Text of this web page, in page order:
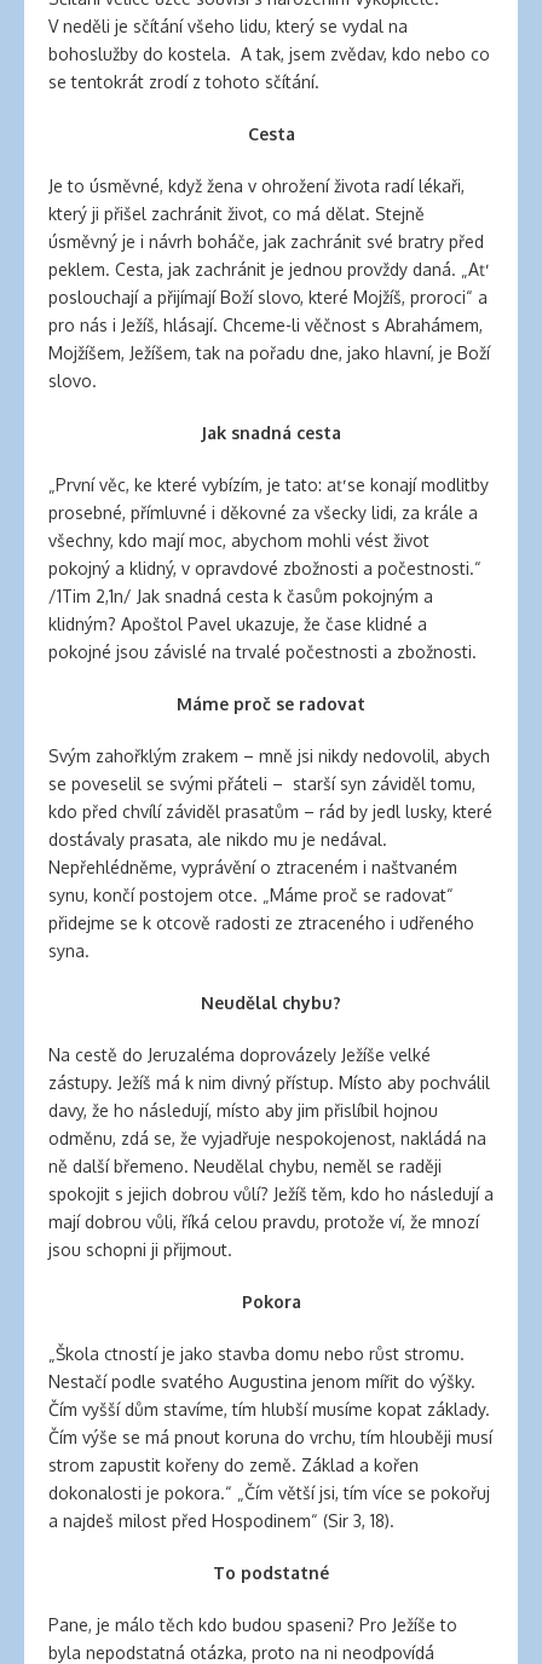
V neděli je sčítání všeho lidu, který se vydal na
bohoslužby do kostela. A tak, jsem zvědav, kdo nebo co
se tentokrát zrodí z tohoto sčítání.
Cesta
Je to úsměvné, když žena v ohrožení života radí lékaři,
který ji přišel zachránit život, co má dělat. Stejně
úsměvný je i návrh boháče, jak zachránit své bratry před
peklem. Cesta, jak zachránit je jednou provždy daná. „Ať
poslouchají a přijímají Boží slovo, které Mojžíš, proroci“ a
pro nás i Ježíš, hlásají. Chceme-li věčnost s Abrahámem,
Mojžíšem, Ježíšem, tak na pořadu dne, jako hlavní, je Boží
slovo.
Jak snadná cesta
„První věc, ke které vybízím, je tato: ať se konají modlitby
prosebné, přímluvné i děkovné za všecky lidi, za krále a
všechny, kdo mají moc, abychom mohli vést život
pokojný a klidný, v opravdové zbožnosti a počestnosti.“
/1Tim 2,1n/ Jak snadná cesta k časům pokojným a
klidným? Apoštol Pavel ukazuje, že čase klidné a
pokojné jsou závislé na trvalé počestnosti a zbožnosti.
Máme proč se radovat
Svým zahořklým zrakem – mně jsi nikdy nedovolil, abych
se poveselil se svými přáteli – starší syn záviděl tomu,
kdo před chvílí záviděl prasatům – rád by jedl lusky, které
dostávaly prasata, ale nikdo mu je nedával.
Nepřehlédněme, vyprávění o ztraceném i naštvaném
synu, končí postojem otce. „Máme proč se radovat“
přidejme se k otcově radosti ze ztraceného i udřeného
syna.
Neudělal chybu?
Na cestě do Jeruzaléma doprovázely Ježíše velké
zástupy. Ježíš má k nim divný přístup. Místo aby pochválil
davy, že ho následují, místo aby jim přislíbil hojnou
odměnu, zdá se, že vyjadřuje nespokojenost, nakládá na
ně další břemeno. Neudělal chybu, neměl se raději
spokojit s jejich dobrou vůlí? Ježíš těm, kdo ho následují a
mají dobrou vůli, říká celou pravdu, protože ví, že mnozí
jsou schopni ji přijmout.
Pokora
„Škola ctností je jako stavba domu nebo růst stromu.
Nestačí podle svatého Augustina jenom mířit do výšky.
Čím vyšší dům stavíme, tím hlubší musíme kopat základy.
Čím výše se má pnout koruna do vrchu, tím hlouběji musí
strom zapustit kořeny do země. Základ a kořen
dokonalosti je pokora.“ „Čím větší jsi, tím více se pokořuj
a najdeš milost před Hospodinem“ (Sir 3, 18).
To podstatné
Pane, je málo těch kdo budou spaseni? Pro Ježíše to
byla nepodstatná otázka, proto na ni neodpovídá